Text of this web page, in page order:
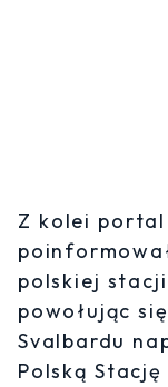
Z kolei
polskiej
powołując
Svalbardu
Polską